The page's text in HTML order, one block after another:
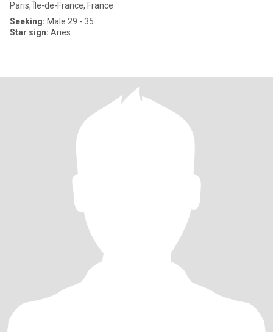
Paris, Île-de-France, France
Seeking: Male 29 - 35
Star sign: Aries